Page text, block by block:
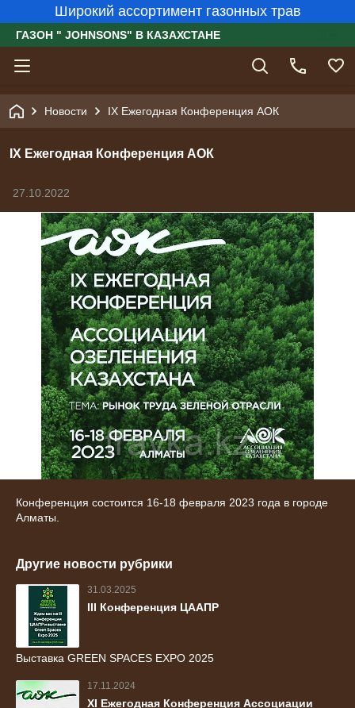
Широкий ассортимент газонных трав
ГАЗОН " JOHNSONS" В КАЗАХСТАНЕ
Новости IX Ежегодная Конференция АОК
IX Ежегодная Конференция АОК
27.10.2022
Конференция состоится 16-18 февраля 2023 года в городе
Алматы.
Другие новости рубрики
31.03.2025
III Конференция ЦААПР
Выставка GREEN SPACES EXPO 2025
17.11.2024
ХI Ежегодная Конференция Ассоциации